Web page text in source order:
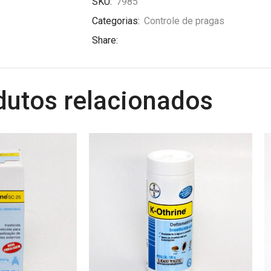
Categorias: Controle de pragas
Share:
relacionados